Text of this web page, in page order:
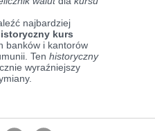
najbardziej
kurs
banków i kantorów
Ten historyczny
wyraźniejszy